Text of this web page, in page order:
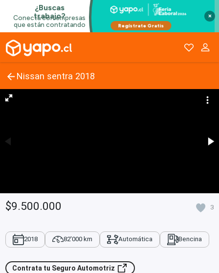
×
Nissan sentra 2018
$9.500.000 3
2018 82'000 km Automática Bencina
Contrata tu Seguro Automotriz